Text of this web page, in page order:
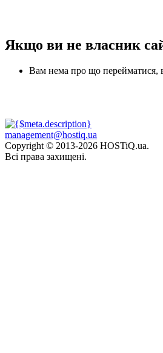
Якщо ви не власник
Вам нема про що перейматися,
management@hostiq.ua
Copyright © 2013-2026 HOSTiQ.ua.
Всі права захищені.